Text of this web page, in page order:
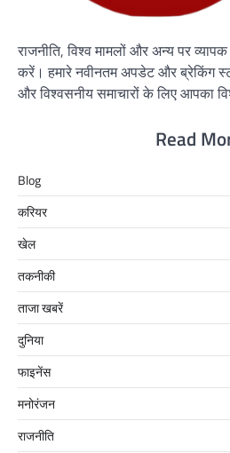
राजनीति, विश्व मामलों और अन्य पर
करें। हमारे नवीनतम अपडेट और ब्रेकिंग
और विश्वसनीय समाचारों के लिए आपका
Read
Blog
करियर
खेल
तकनीकी
ताजा खबरें
दुनिया
फाइनेंस
मनोरंजन
राजनीति